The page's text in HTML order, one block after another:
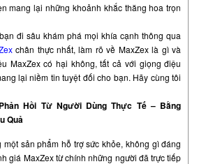
mang lại những khoảnh khắc thăng hoa trọn
đi sâu khám phá mọi khía cạnh thông qua
chân thực nhất, làm rõ về MaxZex là gìvà
MaxZex có hại không, tất cả với giọng điệu
lại niềm tin tuyệt đối cho bạn. Hãy cùng tôi
Hồi Từ Người Dùng Thực Tế – Bằng
Quả
sản phẩm hỗ trợ sức khỏe, không gì đáng
giá MaxZex từ chính những người đã trực tiếp